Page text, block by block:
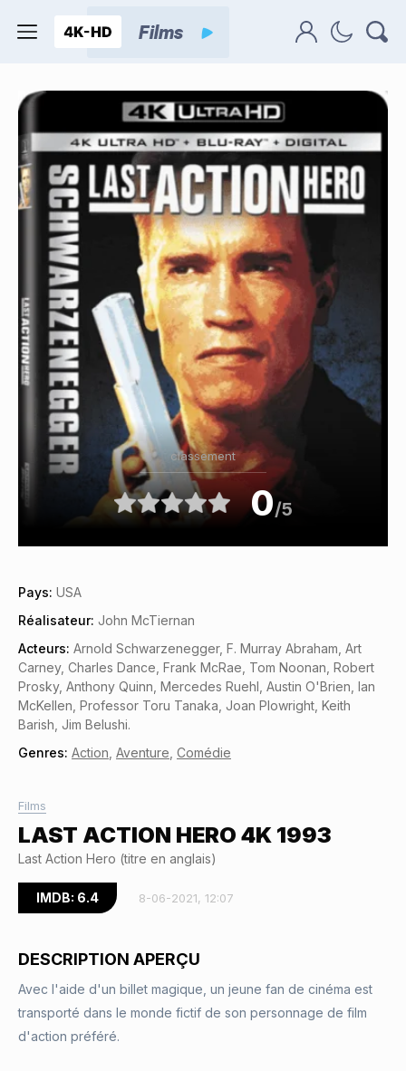
classement
0/5
Pays: USA
Réalisateur: John McTiernan
Acteurs: Arnold Schwarzenegger, F. Murray Abraham, Art
Carney, Charles Dance, Frank McRae, Tom Noonan, Robert
Prosky, Anthony Quinn, Mercedes Ruehl, Austin O'Brien, Ian
McKellen, Professor Toru Tanaka, Joan Plowright, Keith
Barish, Jim Belushi.
Genres: Action Aventure Comédie
Films
LAST ACTION HERO 4K 1993
Last Action Hero (titre en anglais)
IMDB: 6.4 8-06-2021, 12:07
DESCRIPTION APERÇU
Avec l'aide d'un billet magique, un jeune fan de cinéma est
transporté dans le monde fictif de son personnage de film
d'action préféré.